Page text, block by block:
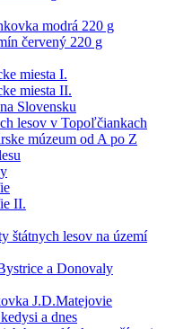
modrá 220 g
červený 220 g
miesta I.
miesta II.
Slovensku
lesov v Topoľčiankach
múzeum od A po Z
II.
štátnych lesov na území
a Donovaly
J.D.Matejovie
a dnes